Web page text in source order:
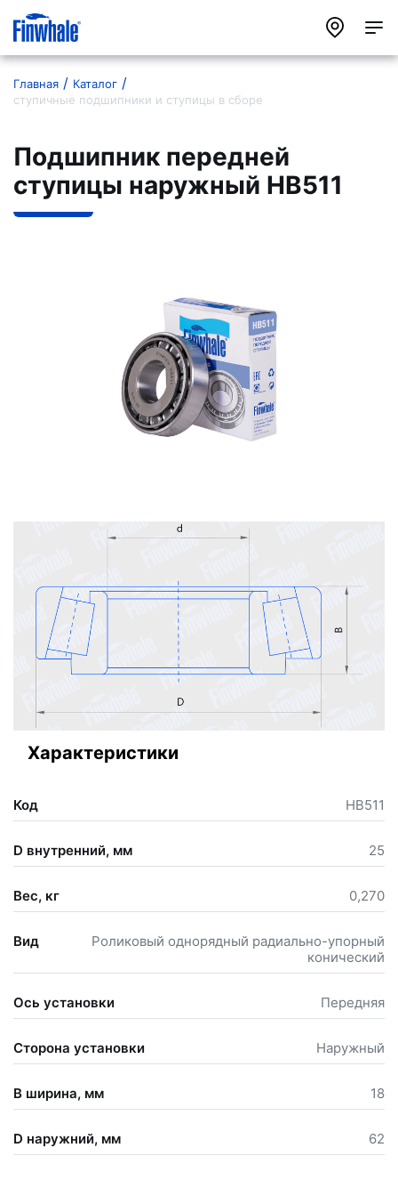
Главная
Каталог
ступичные подшипники и ступицы в сборе
Подшипник передней
ступицы наружный HB511
Характеристики
Код HB511
D внутренний, мм 25
Вес, кг 0,270
Вид
Роликовый однорядный радиально-упорный
конический
Ось установки Передняя
Сторона установки Наружный
B ширина, мм 18
D наружний, мм 62